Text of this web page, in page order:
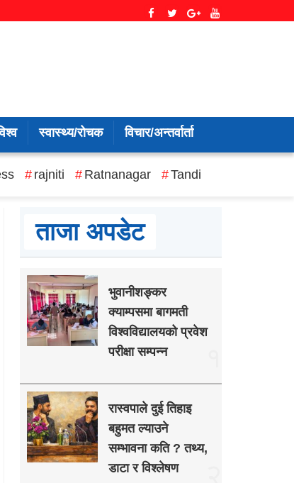
स्वास्थ्य/रोचक विचार/अन्तर्वार्ता
rajniti Ratnanagar Tandi
ताजा अपडेट
भुवानीशङ्कर
क्याम्पसमा बागमती
विश्वविद्यालयको प्रवेश
परीक्षा सम्पन्न
रास्वपाले दुई तिहाइ
बहुमत ल्याउने
सम्भावना कति ? तथ्य,
डाटा र विश्लेषण